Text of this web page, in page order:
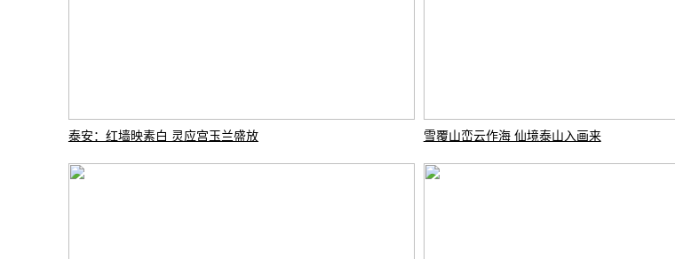
泰安：红墙映素白 灵应宫玉兰盛放 雪覆山峦云作海 仙境泰山入画来